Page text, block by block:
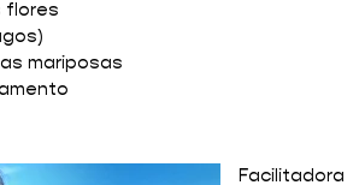
flores
mariposas
Facilitadora